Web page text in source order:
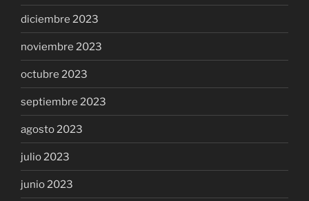
diciembre 2023
noviembre 2023
octubre 2023
septiembre 2023
agosto 2023
julio 2023
junio 2023